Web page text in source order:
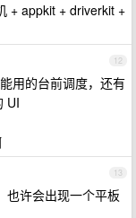
+ appkit + driverkit +
12
用的台前调度，还有
UI
13
也许会出现一个平板